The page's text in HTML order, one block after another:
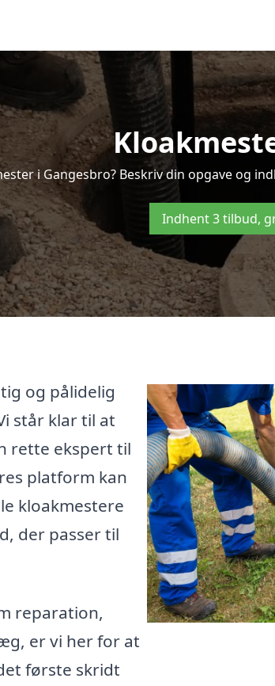
i Gangesbro? Beskriv din opgave og
Indhent 3 tilbud,
og pålidelig
står klar til at
rette ekspert til
platform kan
kloakmestere
der passer til
reparation,
er vi her for at
første skridt